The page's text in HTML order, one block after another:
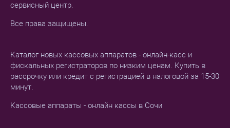
сервисный центр.
Все права защищены.
Каталог новых кассовых аппаратов - онлайн-касс и
фискальных регистраторов по низким ценам. Купить в
рассрочку или кредит с регистрацией в налоговой за 15-30
минут.
Кассовые аппараты - онлайн кассы в Сочи